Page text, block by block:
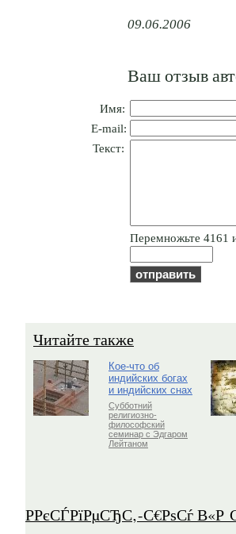
09.06.2006
Ваш отзыв
Имя:
E-mail:
Текст:
Пepeмнoжьтe 4161
Читайте также
Кое-что об
индийских богах
и индийских снах
Субботний
религиозно-
философский
семинар с Эдгаром
Лейтаном
Р­РєСЃРїРµСЂС‚-С€РѕСѓ В«Р